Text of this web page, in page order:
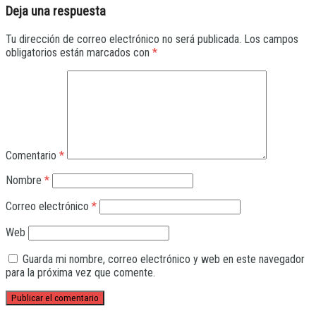
Deja una respuesta
Tu dirección de correo electrónico no será publicada. Los campos
obligatorios están marcados con *
Comentario *
Nombre *
Correo electrónico *
Web
Guarda mi nombre, correo electrónico y web en este navegador
para la próxima vez que comente.